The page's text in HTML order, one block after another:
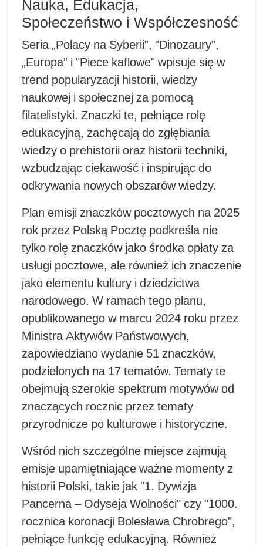
Nauka, Edukacja,
Społeczeństwo i Współczesność
Seria „Polacy na Syberii”, "Dinozaury”,
„Europa” i "Piece kaflowe" wpisuje się w
trend popularyzacji historii, wiedzy
naukowej i społecznej za pomocą
filatelistyki. Znaczki te, pełniące rolę
edukacyjną, zachęcają do zgłębiania
wiedzy o prehistorii oraz historii techniki,
wzbudzając ciekawość i inspirując do
odkrywania nowych obszarów wiedzy.
Plan emisji znaczków pocztowych na 2025
rok przez Polską Pocztę podkreśla nie
tylko rolę znaczków jako środka opłaty za
usługi pocztowe, ale również ich znaczenie
jako elementu kultury i dziedzictwa
narodowego. W ramach tego planu,
opublikowanego w marcu 2024 roku przez
Ministra Aktywów Państwowych,
zapowiedziano wydanie 51 znaczków,
podzielonych na 17 tematów. Tematy te
obejmują szerokie spektrum motywów od
znaczących rocznic przez tematy
przyrodnicze po kulturowe i historyczne.
Wśród nich szczególne miejsce zajmują
emisje upamiętniające ważne momenty z
historii Polski, takie jak "1. Dywizja
Pancerna – Odyseja Wolności" czy "1000.
rocznica koronacji Bolesława Chrobrego",
pełniące funkcję edukacyjną. Również